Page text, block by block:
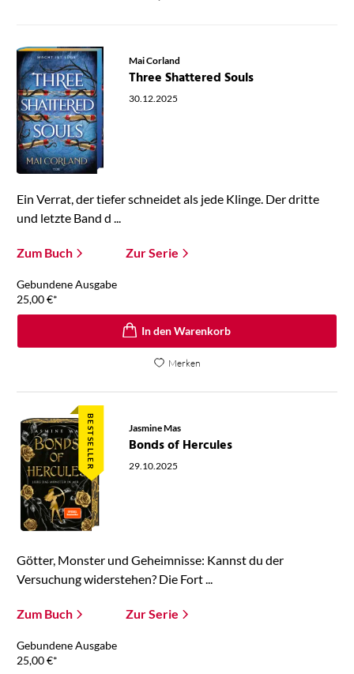
Mai Corland
Three Shattered Souls
30.12.2025
Ein Verrat, der tiefer schneidet als jede Klinge. Der dritte
und letzte Band d ...
Zum Buch Zur Serie
Gebundene Ausgabe
25,00€*
In den Warenkorb
Merken
BESTSELLER Jasmine Mas
Bonds of Hercules
29.10.2025
Götter, Monster und Geheimnisse: Kannst du der
Versuchung widerstehen? Die Fort ...
Zum Buch Zur Serie
Gebundene Ausgabe
25,00€*